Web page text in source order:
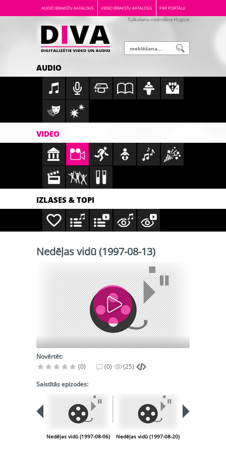
AUDIO IERAKSTU KATALOGS VIDEO IERAKSTU KATALOGS PAR PORTĀLU
Tulkošanu nodrošina Hugo.lv
AUDIO
VIDEO
IZLASES & TOPI
Nedēļas vidū (1997-08-13)
Novērtēt:
(0)
(0) (25)
Saistītās epizodes:
Nedēļas vidū (1997-08-06) Nedēļas vidū (1997-08-20)